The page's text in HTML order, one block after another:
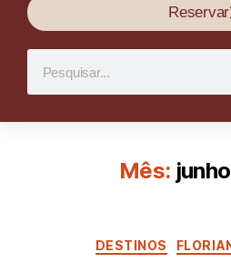
Reservar
Mês:
DESTINOS